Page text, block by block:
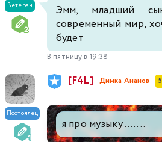
Ветеран
Эмм, младший
современный мир,
будет
В пятницу в 19:38
Постоялец
[F4L] Димка Ананов
я про музыку .......